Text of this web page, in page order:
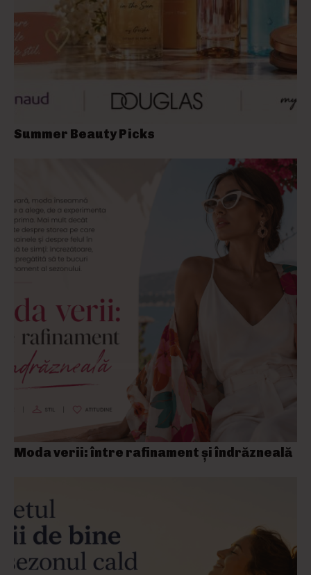
Summer Beauty Picks
Moda verii: între rafinament și îndrăzneală